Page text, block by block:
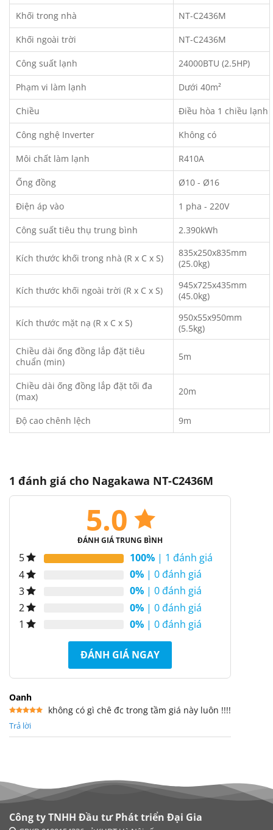
Khối trong nhà
NT-C2436M
Khối ngoài trời NT-C2436M
Công suất lạnh 24000BTU (2.5HP)
Phạm vi làm lạnh Dưới 40m²
Chiều Điều hòa 1 chiều lạnh
Công nghệ Inverter Không có
Môi chất làm lạnh R410A
Ống đồng Ø10 - Ø16
Điện áp vào 1 pha - 220V
Công suất tiêu thụ trung bình 2.390kWh
Kích thước khối trong nhà (R x C x S)
835x250x835mm
(25.0kg)
Kích thước khối ngoài trời (R x C x S)
945x725x435mm
(45.0kg)
Kích thước mặt nạ (R x C x S)
950x55x950mm
(5.5kg)
Chiều dài ống đồng lắp đặt tiêu
chuẩn (min)
5m
Chiều dài ống đồng lắp đặt tối đa
(max)
20m
Độ cao chênh lệch 9m
1 đánh giá cho Nagakawa NT-C2436M
5.0
ĐÁNH GIÁ TRUNG BÌNH
5 100%| 1 đánh giá
4
0%| 0 đánh giá
3
0%| 0 đánh giá
2
0%| 0 đánh giá
1
0%| 0 đánh giá
ĐÁNH GIÁ NGAY
Oanh
hạng5
không có gì chê đc trong tầm giá này luôn !!!!
Trả lời
Công ty TNHH Đầu tư Phát triển Đại Gia